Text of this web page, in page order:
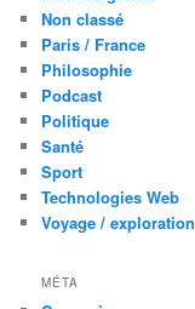
Non classé
Paris / France
Philosophie
Podcast
Politique
Santé
Sport
Technologies Web
Voyage / exploration
MÉTA